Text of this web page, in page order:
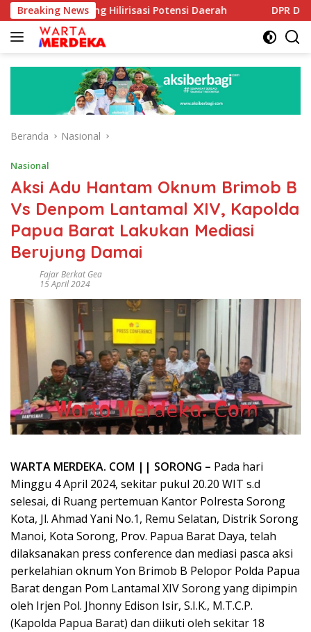
Langsung
ke
konten
Breaking News
Hilirisasi Potensi Daerah DPR Dorong Program
Beranda Nasional
Nasional
Aksi Adu Hantam Oknum Brimob B
Vs Denpom Lantamal XIV, Kapolda
Papua Barat Lakukan Mediasi
Berujung Damai
Fajar Berkat Gea
15 April 2024
WARTA MERDEKA. COM || SORONG – Pada hari
Minggu 4 April 2024, sekitar pukul 20.20 WIT s.d
selesai, di Ruang pertemuan Kantor Polresta Sorong
Kota, Jl. Ahmad Yani No.1, Remu Selatan, Distrik Sorong
Manoi, Kota Sorong, Prov. Papua Barat Daya, telah
dilaksanakan press conference dan mediasi pasca aksi
perkelahian oknum Yon Brimob B Pelopor Polda Papua
Barat dengan Pom Lantamal XIV Sorong yang dipimpin
oleh Irjen Pol. Jhonny Edison Isir, S.I.K., M.T.C.P.
(Kapolda Papua Barat) dan diikuti oleh sekitar 18